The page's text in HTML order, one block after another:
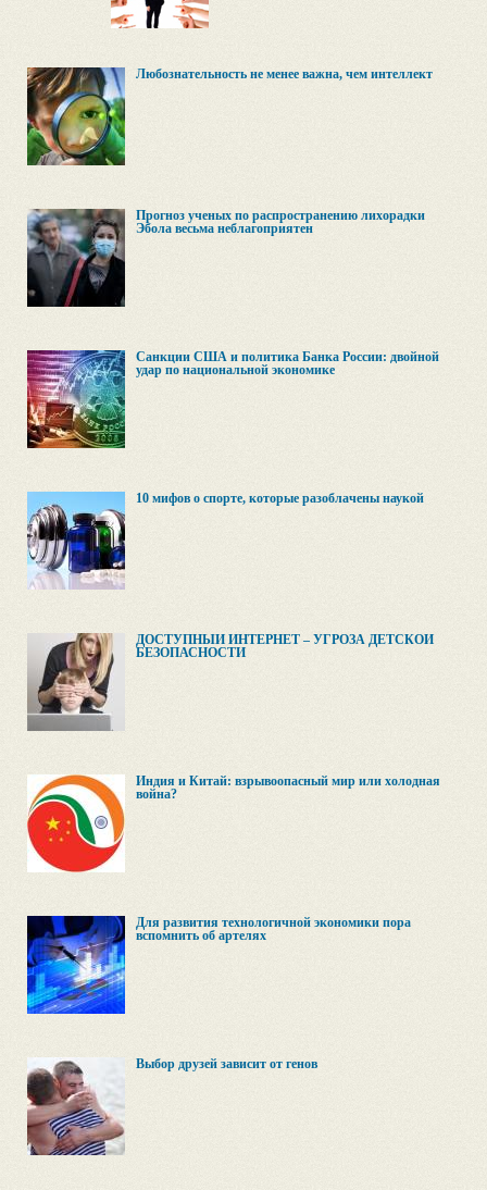
Любознательность не менее важна, чем интеллект
Прогноз ученых по распространению лихорадки
Эбола весьма неблагоприятен
Санкции США и политика Банка России: двойной
удар по национальной экономике
10 мифов о спорте, которые разоблачены наукой
ДОСТУПНЫЙ ИНТЕРНЕТ – УГРОЗА ДЕТСКОЙ
БЕЗОПАСНОСТИ
Индия и Китай: взрывоопасный мир или холодная
война?
Для развития технологичной экономики пора
вспомнить об артелях
Выбор друзей зависит от генов